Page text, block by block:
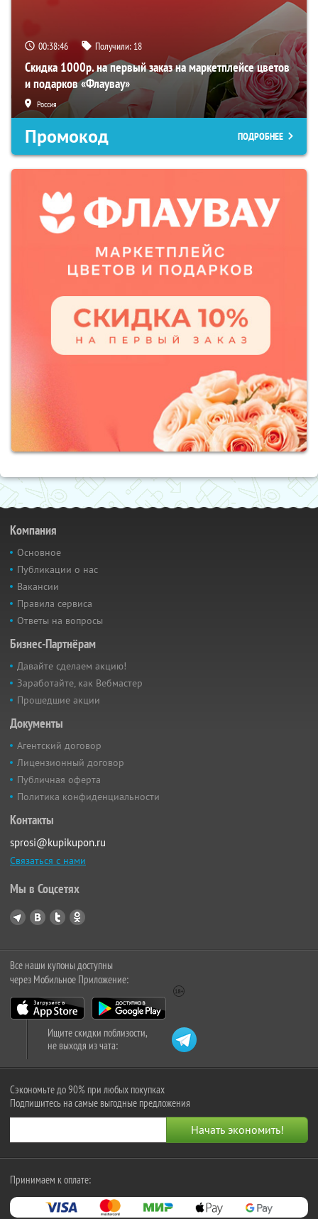
00:38:45 Получили: 18
Скидка 1000р. на первый заказ на маркетплейсе цветов
и подарков «Флаувау»
Россия
Промокод ПОДРОБНЕЕ
Компания
Основное
Публикации о нас
Вакансии
Правила сервиса
Ответы на вопросы
Бизнес-Партнёрам
Давайте сделаем акцию!
Заработайте, как Вебмастер
Прошедшие акции
Документы
Агентский договор
Лицензионный договор
Публичная оферта
Политика конфиденциальности
Контакты
sprosi@kupikupon.ru
Связаться с нами
Мы в Соцсетях
Все наши купоны доступны
через Мобильное Приложение:
Ищите скидки поблизости,
не выходя из чата:
Сэкономьте до 90% при любых покупках
Подпишитесь на самые выгодные предложения
Принимаем к оплате: